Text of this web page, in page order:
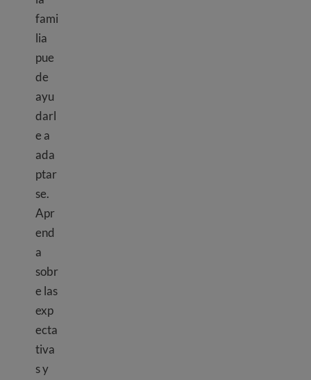
fami
lia
pue
de
ayu
darl
e a
ada
ptar
se.
Apr
end
a
sobr
e las
exp
ecta
tiva
s y